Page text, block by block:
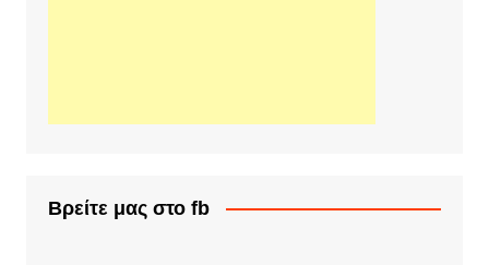
Βρείτε μας στο fb